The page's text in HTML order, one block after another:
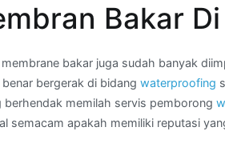
Bakar
bakar juga sudah banyak
bergerak di bidang waterproofing
berhendak memilah servis pemborong
semacam apakah memiliki reputasi